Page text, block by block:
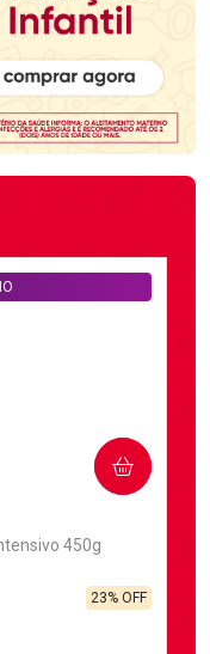
450g
23% OFF
COMPRAR